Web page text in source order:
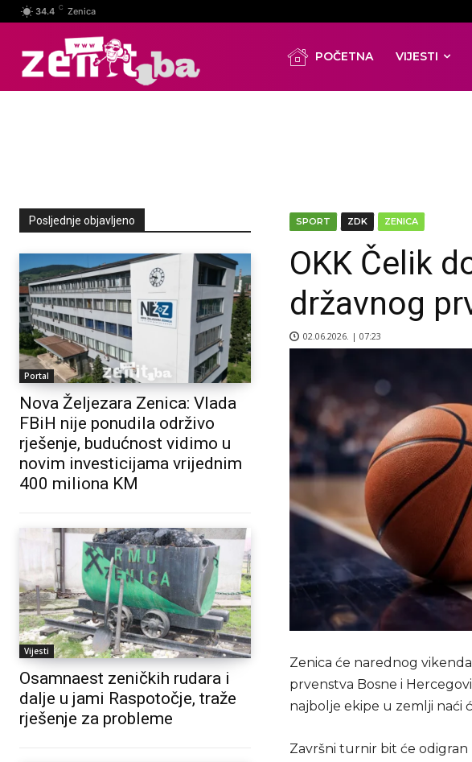
34.4 C Zenica
POČETNA VIJESTI
Posljednje objavljeno
Portal
Nova Željezara Zenica: Vlada
FBiH nije ponudila održivo
rješenje, budućnost vidimo u
novim investicijama vrijednim
400 miliona KM
Vijesti
Osamnaest zeničkih rudara i
dalje u jami Raspotočje, traže
rješenje za probleme
SPORT ZDK ZENICA
OKK Čelik
državnog
02.06.2026. | 07:23
Zenica će narednog
prvenstva Bosne i
najbolje ekipe u zemlji naći
Završni turnir bit će odigran